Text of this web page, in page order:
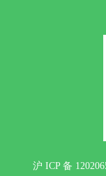
沪 ICP 备